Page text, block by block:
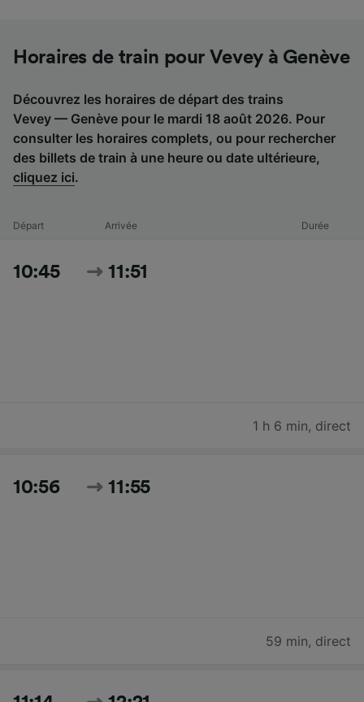
Horaires de train pour Vevey à Genève
Découvrez les horaires de départ des trains
Vevey — Genève pour le mardi 18 août 2026. Pour
consulter les horaires complets, ou pour rechercher
des billets de train à une heure ou date ultérieure,
cliquez ici.
Départ Arrivée Durée
10:45 11:51
1 h 6 min, direct
10:56 11:55
59 min, direct